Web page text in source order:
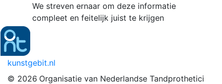
We streven ernaar om deze informatie
compleet en feitelijk juist te krijgen
kunstgebit.nl
© 2026 Organisatie van Nederlandse Tandprothetici